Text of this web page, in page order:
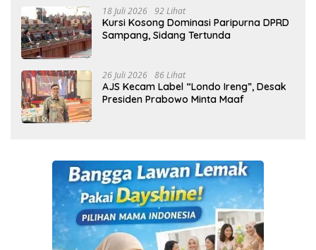
18 Juli 2026 92 Lihat
Kursi Kosong Dominasi Paripurna DPRD
Sampang, Sidang Tertunda
26 Juli 2026 86 Lihat
AJS Kecam Label “Londo Ireng”, Desak
Presiden Prabowo Minta Maaf